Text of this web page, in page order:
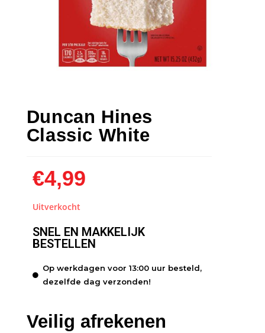
Duncan Hines
Classic White
€4,99
Uitverkocht
SNEL EN MAKKELIJK
BESTELLEN
Op werkdagen voor 13:00 uur besteld,
dezelfde dag verzonden!
Veilig afrekenen